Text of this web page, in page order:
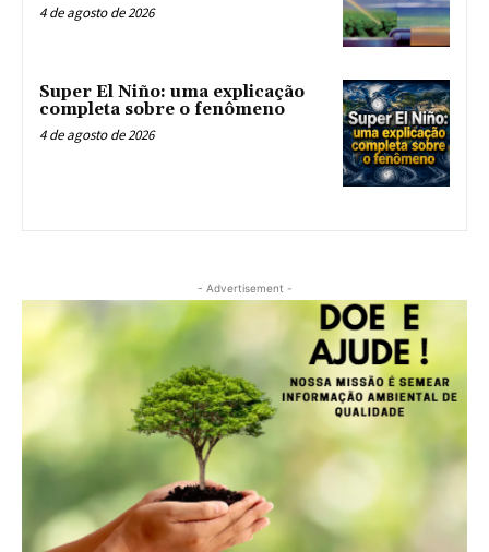
4 de agosto de 2026
Super El Niño: uma explicação
completa sobre o fenômeno
4 de agosto de 2026
- Advertisement -